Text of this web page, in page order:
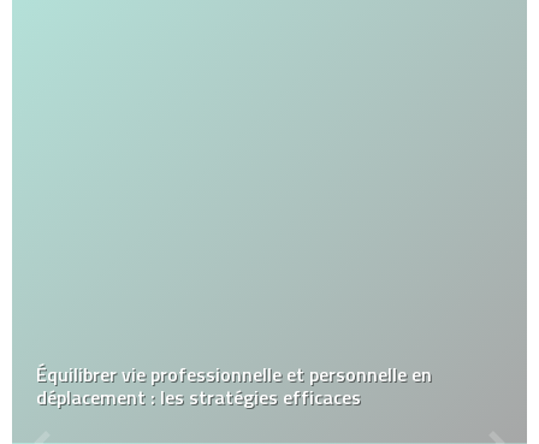
Équilibrer vie professionnelle et personnelle en
déplacement : les stratégies efficaces